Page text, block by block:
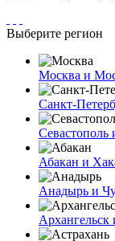
Выберите регион
Москва и
Санкт-
Абакан и
Анадырь и
Архангельск